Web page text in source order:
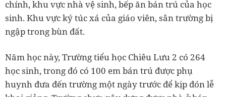
chính, khu vực nhà vệ sinh, bếp ăn bán trú của học
sinh. Khu vực ký túc xá của giáo viên, sân trường bị
ngập trong bùn đất.
Năm học này, Trường tiểu học Chiêu Lưu 2 có 264
học sinh, trong đó có 100 em bán trú được phụ
huynh đưa đến trường một ngày trước để kịp đón lễ